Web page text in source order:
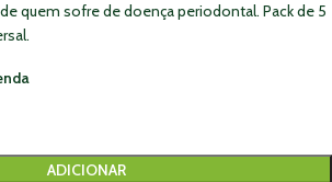
quem sofre de doença periodontal. Pack de 5
ADICIONAR